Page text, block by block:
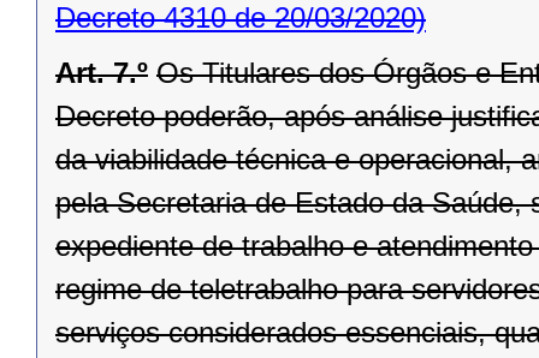
Decreto 4310 de 20/03/2020)
Art. 7.º Os Titulares dos Órgãos e
Decreto poderão, após análise
da viabilidade técnica e operacional,
pela Secretaria de Estado da
expediente de trabalho e
regime de teletrabalho para
serviços considerados essenciais,